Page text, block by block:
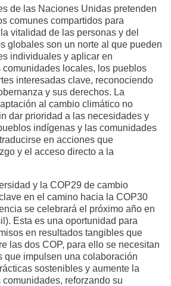
de las Naciones Unidas pretenden
comunes compartidos para
vitalidad de las personas y del
globales son un norte al que pueden
individuales y aplicar en
locales, los pueblos
interesadas clave, reconociendo
y sus derechos. La
al cambio climático no
dar prioridad a las necesidades y
indígenas y las comunidades
en acciones que
y el acceso directo a la
y la COP29 de cambio
en el camino hacia la COP30
se celebrará el próximo año en
Esta es una oportunidad para
en resultados tangibles que
las dos COP, para ello se necesitan
que impulsen una colaboración
sostenibles y aumente la
reforzando su